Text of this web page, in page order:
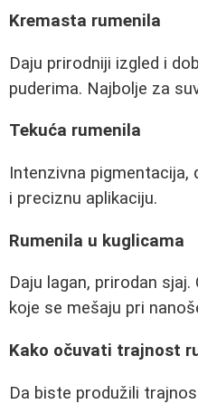
Kremasta rumenila
Daju prirodniji izgled i
puderima. Najbolje za
Tekuća rumenila
Intenzivna pigmentacija,
i preciznu aplikaciju.
Rumenila u kuglicama
Daju lagan, prirodan
koje se mešaju pri
Kako očuvati trajnost
Da biste produžili